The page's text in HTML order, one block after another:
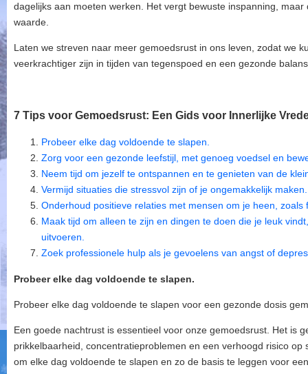
dagelijks aan moeten werken. Het vergt bewuste inspanning,
waarde.
Laten we streven naar meer gemoedsrust in ons leven, zodat we
veerkrachtiger zijn in tijden van tegenspoed en een gezonde
7 Tips voor Gemoedsrust: Een Gids voor Innerlijke
Probeer elke dag voldoende te slapen.
Zorg voor een gezonde leefstijl, met genoeg voedsel en
Neem tijd om jezelf te ontspannen en te genieten van de
Vermijd situaties die stressvol zijn of je ongemakkelijk maken.
Onderhoud positieve relaties met mensen om je heen, zoals
Maak tijd om alleen te zijn en dingen te doen die je leuk
uitvoeren.
Zoek professionele hulp als je gevoelens van angst of
Probeer elke dag voldoende te slapen.
Probeer elke dag voldoende te slapen voor een gezonde dosis
Een goede nachtrust is essentieel voor onze gemoedsrust. Het is
prikkelbaarheid, concentratieproblemen en een verhoogd risico
om elke dag voldoende te slapen en zo de basis te leggen voor